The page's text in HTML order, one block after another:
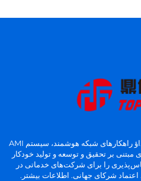
شرکت کامیونیکیشن تاپس‌کام چینگ‌داؤ راهکارهای شبکه هوشمند، سیستم AMI
بر تحقیق و توسعه و تولید خودکار
را برای شرکت‌های خدماتی در
شرکای جهانی. اطلاعات بیشتر.